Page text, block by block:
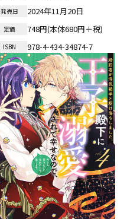
発売日 2024年11月20日
定価 748円(本体680円＋税)
ISBN 978-4-434-34874-7